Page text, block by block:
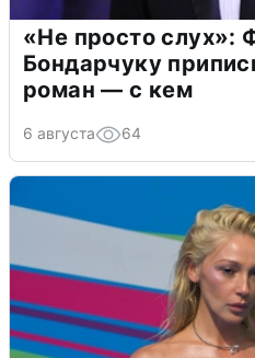
«Не просто слух»:
Бондарчуку
роман — с кем
6 августа 64